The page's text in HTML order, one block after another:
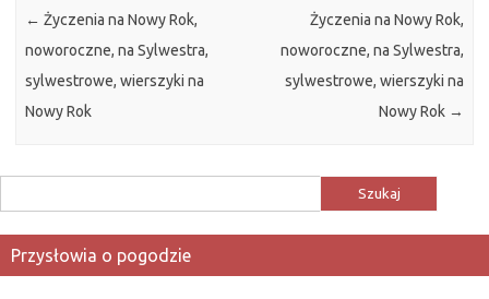
← Życzenia na Nowy Rok,
noworoczne, na Sylwestra,
sylwestrowe, wierszyki na
Nowy Rok
Życzenia na Nowy Rok,
noworoczne, na Sylwestra,
sylwestrowe, wierszyki na
Nowy Rok →
Przysłowia o pogodzie